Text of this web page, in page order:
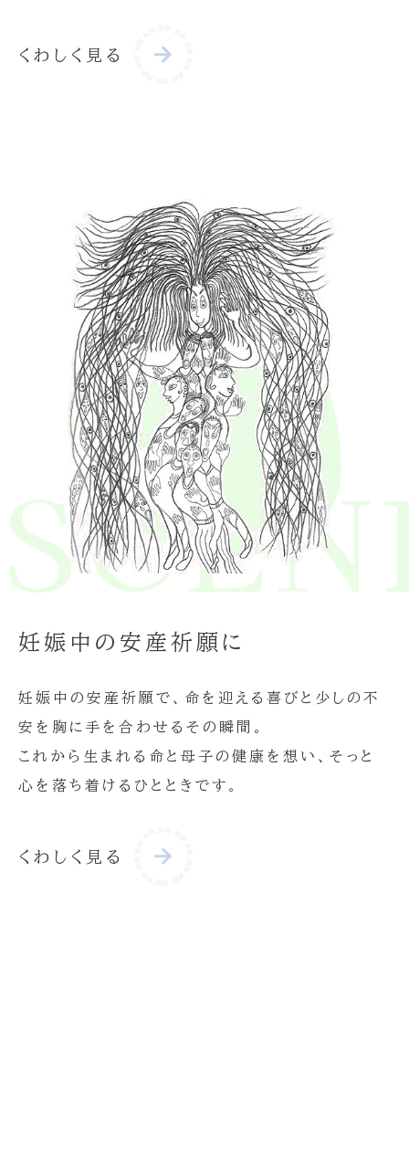
くわしく見る
妊娠中の安産祈願に
妊娠中の安産祈願で、命を迎える喜びと少しの不
安を胸に手を合わせるその瞬間。
これから生まれる命と母子の健康を想い、そっと
心を落ち着けるひとときです。
くわしく見る